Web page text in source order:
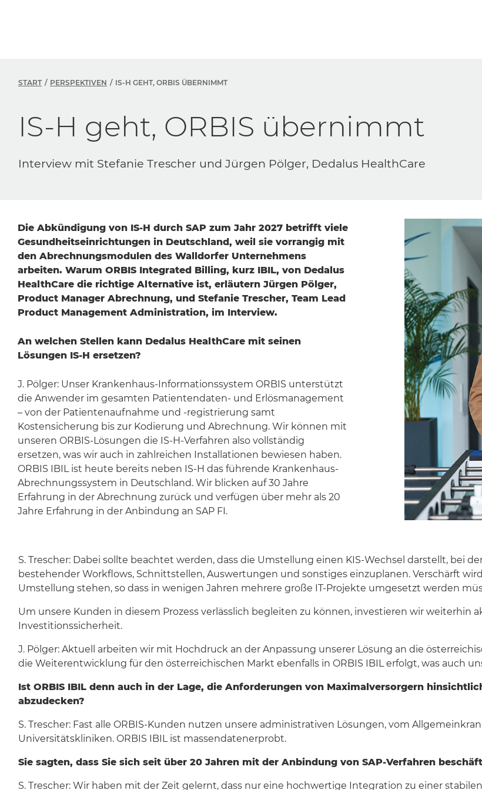
START PERSPEKTIVEN IS-H GEHT, ORBIS ÜBERNIMMT
IS-H geht, ORBIS übernimmt
Interview mit Stefanie Trescher und Jürgen Pölger, Dedalus HealthCare
Die Abkündigung von IS-H durch SAP zum Jahr 2027 betrifft viele
Gesundheitseinrichtungen in Deutschland, weil sie vorrangig mit
den Abrechnungsmodulen des Walldorfer Unternehmens
arbeiten. Warum ORBIS Integrated Billing, kurz IBIL, von Dedalus
HealthCare die richtige Alternative ist, erläutern Jürgen Pölger,
Product Manager Abrechnung, und Stefanie Trescher, Team Lead
Product Management Administration, im Interview.
An welchen Stellen kann Dedalus HealthCare mit seinen
Lösungen IS-H ersetzen?
J. Pölger: Unser Krankenhaus-Informationssystem ORBIS unterstützt
die Anwender im gesamten Patientendaten- und Erlösmanagement
– von der Patientenaufnahme und -registrierung samt
Kostensicherung bis zur Kodierung und Abrechnung. Wir können mit
unseren ORBIS-Lösungen die IS-H-Verfahren also vollständig
ersetzen, was wir auch in zahlreichen Installationen bewiesen haben.
ORBIS IBIL ist heute bereits neben IS-H das führende Krankenhaus-
Abrechnungssystem in Deutschland. Wir blicken auf 30 Jahre
Erfahrung in der Abrechnung zurück und verfügen über mehr als 20
Jahre Erfahrung in der Anbindung an SAP FI.
S. Trescher: Dabei sollte beachtet werden, dass die Umstellung einen KIS-Wechsel darstellt, bei
bestehender Workflows, Schnittstellen, Auswertungen und sonstiges einzuplanen. Verschärft
Umstellung stehen, so dass in wenigen Jahren mehrere große IT-Projekte umgesetzt werden
Um unsere Kunden in diesem Prozess verlässlich begleiten zu können, investieren wir
Investitionssicherheit.
J. Pölger: Aktuell arbeiten wir mit Hochdruck an der Anpassung unserer Lösung an die
die Weiterentwicklung für den österreichischen Markt ebenfalls in ORBIS IBIL erfolgt, was auch
Ist ORBIS IBIL denn auch in der Lage, die Anforderungen von Maximalversorgern
abzudecken?
S. Trescher: Fast alle ORBIS-Kunden nutzen unsere administrativen Lösungen, vom
Universitätskliniken. ORBIS IBIL ist massendatenerprobt.
Sie sagten, dass Sie sich seit über 20 Jahren mit der Anbindung von SAP-Verfahren
S. Trescher: Wir haben mit der Zeit gelernt, dass nur eine hochwertige Integration zu einer